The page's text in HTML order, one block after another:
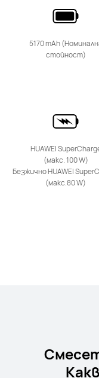
5170 mAh
стойност)
HUAWEI
(макс. 100 W)
Безжично HUAWEI
(макс.80 W)